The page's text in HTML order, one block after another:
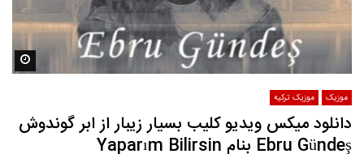
موزیک موزیک ترکیه
دانلود میکس ویدیو کلیب بسیار زیبار از ابر گوندوش
Ebru Gündeş بنام Yaparım Bilirsin